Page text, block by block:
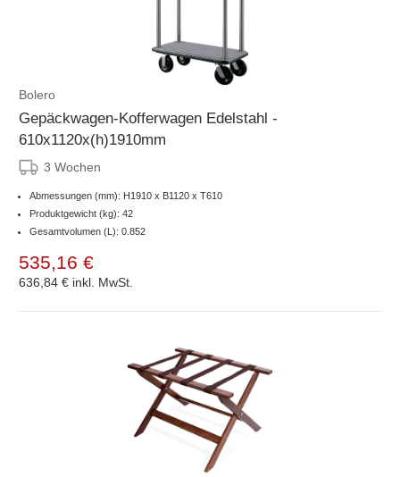
Bolero
Gepäckwagen-Kofferwagen Edelstahl -
610x1120x(h)1910mm
3 Wochen
Abmessungen (mm): H1910 x B1120 x T610
Produktgewicht (kg): 42
Gesamtvolumen (L): 0.852
535,16 €
636,84 € inkl. MwSt.